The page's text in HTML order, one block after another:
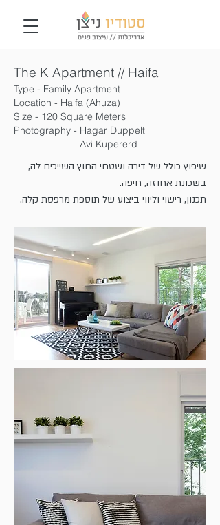
The K Apartment // Haifa
Type - Family Apartment
Location - Haifa (Ahuza)
Size - 120 Square Meters
Photography - Hagar Duppelt
Avi Kupererd
שיפוץ כולל של דירה ושטחי החוץ השייכים לה,
בשכונת אחוזה, חיפה.
תכנון, רישוי וליווי ביצוע של תוספת מרפסת קלה.